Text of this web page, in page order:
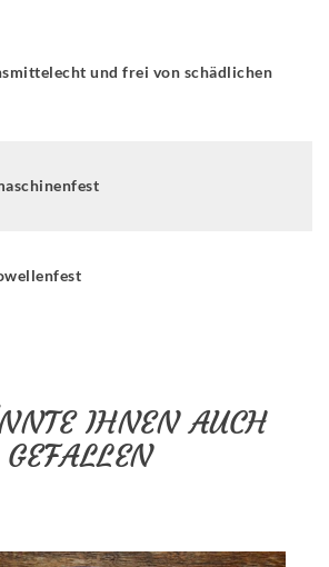
und frei von schädlichen
IHNEN AUCH
GEFALLEN